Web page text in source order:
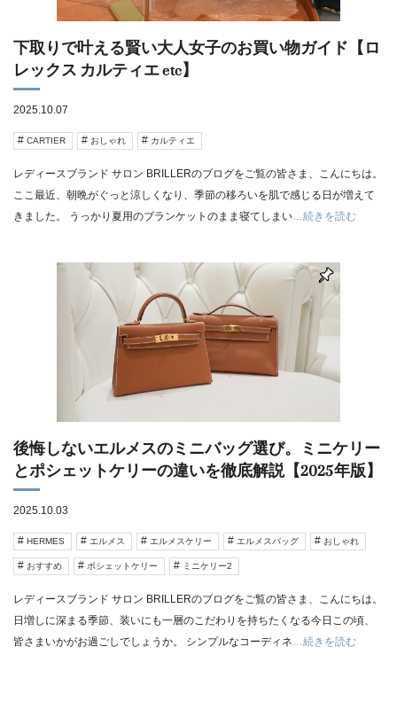
下取りで叶える賢い大人女子のお買い物ガイド【ロ
レックス カルティエ etc】
2025.10.07
CARTIER おしゃれ カルティエ
レディースブランド サロン BRILLERのブログをご覧の皆さま、こんにちは。
ここ最近、朝晩がぐっと涼しくなり、季節の移ろいを肌で感じる日が増えて
きました。 うっかり夏用のブランケットのまま寝てしまい…続きを読む
後悔しないエルメスのミニバッグ選び。ミニケリー
とポシェットケリーの違いを徹底解説【2025年版】
2025.10.03
HERMES エルメス エルメスケリー エルメスバッグ おしゃれ
おすすめ ポシェットケリー ミニケリー2
レディースブランド サロン BRILLERのブログをご覧の皆さま、こんにちは。
日増しに深まる季節、装いにも一層のこだわりを持ちたくなる今日この頃、
皆さまいかがお過ごしでしょうか。 シンプルなコーディネ…続きを読む